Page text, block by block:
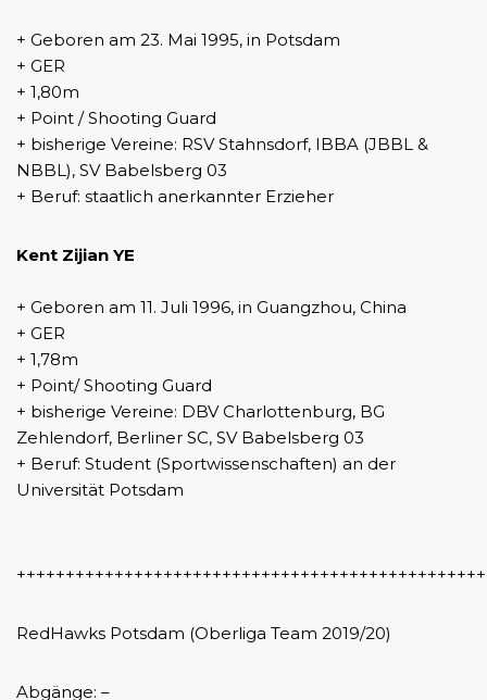
+ Geboren am 23. Mai 1995, in Potsdam
+ GER
+ 1,80m
+ Point / Shooting Guard
+ bisherige Vereine: RSV Stahnsdorf, IBBA (JBBL &
NBBL), SV Babelsberg 03
+ Beruf: staatlich anerkannter Erzieher
Kent Zijian YE
+ Geboren am 11. Juli 1996, in Guangzhou, China
+ GER
+ 1,78m
+ Point/ Shooting Guard
+ bisherige Vereine: DBV Charlottenburg, BG
Zehlendorf, Berliner SC, SV Babelsberg 03
+ Beruf: Student (Sportwissenschaften) an der
Universität Potsdam
RedHawks Potsdam (Oberliga Team 2019/20)
Abgänge: –